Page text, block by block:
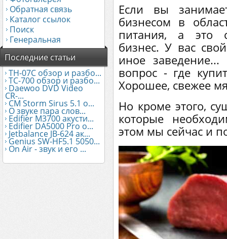
Обратная связь
Каталог ссылок
Поиск
Генеральная
Последние статьи
TH-07C обзор и разбо...
TC-700 обзор и разбо...
Daewoo DVD Video
CR-...
CM Storm Sirus 5.1 о...
О звуке пара слов...
Edifier М3700 акусти...
Edifier DA5000 Pro о...
Jetbalance JB-624 ак...
Genius SW-HF5.1 5050...
On Air - звук и его ...
Если вы
бизнесом в
питания, а это
бизнес. У вас
иное заведение...
вопрос - где
Хорошее, свежее
Но кроме этого,
которые
этом мы сейчас и